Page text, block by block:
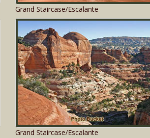
Grand Staircase/Escalante
Grand Staircase/Escalante